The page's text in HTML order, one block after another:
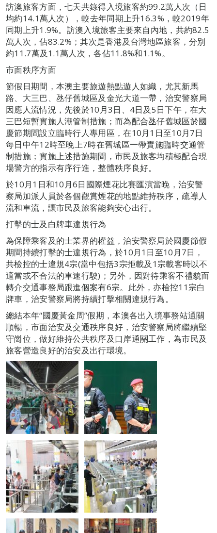
訪澳旅客方面，七天共錄得入境旅客約99.2萬人次（日
均約14.1萬人次），較去年同期上升16.3%，較2019年
同期上升1.9%。訪澳入境旅客主要來自內地，共約82.5
萬人次，佔83.2%；其次是香港及台灣地區旅客，分別
約11.7萬及1.1萬人次，各佔11.8%和1.1%。
市面秩序方面
節假日期間，本澳主要旅遊熱點遊人如織，尤其新馬
路、大三巴、氹仔舊城區及金光大道一帶，治安警察局
因應人流情況，先後於10月3日、4日及5日下午，在大
三巴短暫實施人潮管制措施；而為配合氹仔舊城區於國
慶節期間設立臨時行人專用區，在10月1日至10月7日
每日中午12時至晚上7時在舊城區一帶實施臨時交通管
制措施；實施上述措施期間，市民及旅客均積極配合現
場警方的指示有序行進，整體秩序良好。
於10月1日和10月6日國際煙花比賽匯演當晚，治安警
察局加派人員於各個觀賞煙花的地點維持秩序，疏導人
流和車流，讓市民及旅客能夠安心出行。
打擊的士及白牌車違規行為
為保障乘客及的士業界的權益，治安警察局於國慶節假
期間持續打擊的士違規行為，於10月1日至10月7日，
共檢控的士違規4宗(當中包括3宗拒載及1宗載客時以不
適當或不合法的車速行駛)；另外，因對待乘客不禮貌而
轉介交通事務局跟進個案有6宗。此外，亦檢控11宗白
牌車，治安警察局將持續打擊相關違規行為。
總結本年“國慶黃金周”假期，本澳各出入境事務站通關
順暢，市面治安及交通秩序良好，治安警察局將繼續堅
守崗位，做好維持公共秩序及口岸通關工作，為市民及
旅客營造良好的治安及出行環境。